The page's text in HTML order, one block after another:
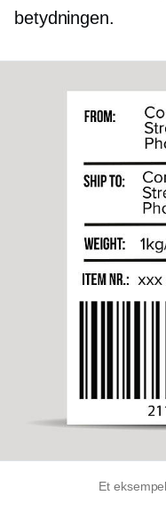
betydningen.
Et